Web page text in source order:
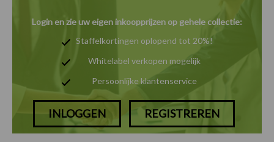
Login en zie uw eigen inkoopprijzen op gehele collectie:
Staffelkortingen oplopend tot 20%!
Whitelabel verkopen mogelijk
Persoonlijke klantenservice
INLOGGEN REGISTREREN